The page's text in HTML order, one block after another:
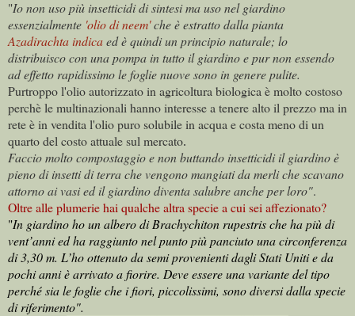
"Io non uso più insetticidi di sintesi ma uso nel giardino
essenzialmente 'olio di neem'che è estratto dalla pianta
Azadirachta indicaed è quindi un principio naturale; lo
distribuisco con una pompa in tutto il giardino e pur non essendo
ad effetto rapidissimo le foglie nuove sono in genere pulite.
Purtroppo l'olio autorizzato in agricoltura biologica è molto costoso
perchè le multinazionali hanno interesse a tenere alto il prezzo ma in
rete è in vendita l'olio puro solubile in acqua e costa meno di un
quarto del costo attuale sul mercato.
Faccio molto compostaggio e non buttando insetticidi il giardino è
pieno di insetti di terra che vengono mangiati da merli che scavano
attorno ai vasi ed il giardino diventa salubre anche per loro".
Oltre alle plumerie hai qualche altra specie a cui sei affezionato?
"In giardino ho un albero di Brachychiton rupestris che ha più di
vent’anni ed ha raggiunto nel punto più panciuto una circonferenza
di 3,30 m. L’ho ottenuto da semi provenienti dagli Stati Uniti e da
pochi anni è arrivato a fiorire. Deve essere una variante del tipo
perché sia le foglie che i fiori, piccolissimi, sono diversi dalla specie
di riferimento".